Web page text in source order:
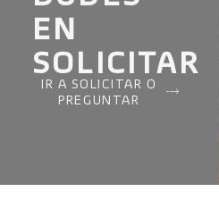
EN
SOLICITAR
IR A SOLICITAR O
PREGUNTAR